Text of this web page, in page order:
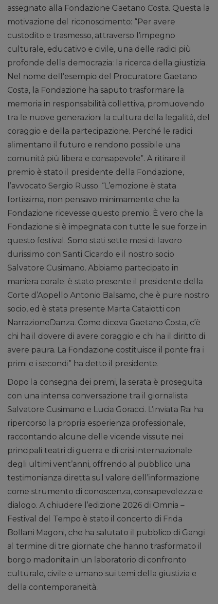
assegnato alla Fondazione Gaetano Costa. Questa la
motivazione del riconoscimento: “Per avere
custodito e trasmesso, attraverso l’impegno
culturale, educativo e civile, una delle radici più
profonde della democrazia: la ricerca della giustizia.
Nel nome dell’esempio del Procuratore Gaetano
Costa, la Fondazione ha saputo trasformare la
memoria in responsabilità collettiva, promuovendo
tra le nuove generazioni la cultura della legalità, del
coraggio e della partecipazione. Perché le radici
alimentano il futuro e rendono possibile una
comunità più libera e consapevole”. A ritirare il
premio è stato il presidente della Fondazione,
l’avvocato Sergio Russo. “L’emozione è stata
fortissima, non pensavo minimamente che la
Fondazione ricevesse questo premio. È vero che la
Fondazione si è impegnata con tutte le sue forze in
questo festival. Sono stati sette mesi di lavoro
durissimo con Santi Cicardo e il nostro socio
Salvatore Cusimano. Abbiamo partecipato in
maniera corale: è stato presente il presidente della
Corte d’Appello Antonio Balsamo, che è pure nostro
socio, ed è stata presente Marta Cataiotti con
NarrazioneDanza. Come diceva Gaetano Costa, c’è
chi ha il dovere di avere coraggio e chi ha il diritto di
avere paura. La Fondazione costituisce il ponte fra i
primi e i secondi” ha detto il presidente.
Dopo la consegna dei premi, la serata è proseguita
con una intensa conversazione tra il giornalista
Salvatore Cusimano e Lucia Goracci. L’inviata Rai ha
ripercorso la propria esperienza professionale,
raccontando alcune delle vicende vissute nei
principali teatri di guerra e di crisi internazionale
degli ultimi vent’anni, offrendo al pubblico una
testimonianza diretta sul valore dell’informazione
come strumento di conoscenza, consapevolezza e
dialogo. A chiudere l’edizione 2026 di Omnia –
Festival del Tempo è stato il concerto di Frida
Bollani Magoni, che ha salutato il pubblico di Gangi
al termine di tre giornate che hanno trasformato il
borgo madonita in un laboratorio di confronto
culturale, civile e umano sui temi della giustizia e
della contemporaneità.